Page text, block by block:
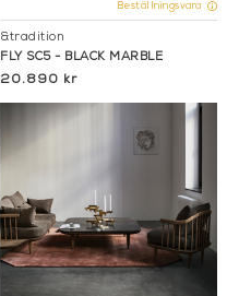
Beställningsvara
&tradition
FLY SC5 - BLACK MARBLE
20.890 kr